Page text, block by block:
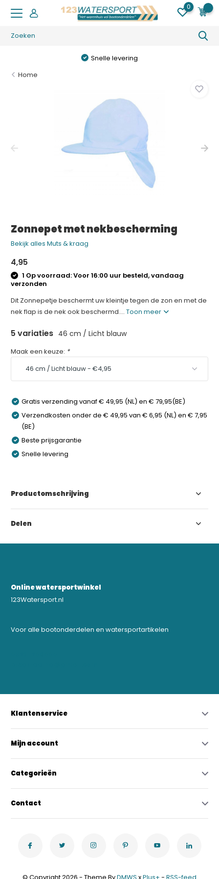
0
Snelle levering
Home
Zonnepet met nekbescherming
Bekijk alles Muts & kraag
4,95
1 Op voorraad: Voor 16:00 uur besteld, vandaag
verzonden
Dit Zonnepetje beschermt uw kleintje tegen de zon en met de
nek flap is de nek ook beschermd....Toon meer
5 variaties 46 cm / Licht blauw
Maak een keuze: *
Gratis verzending vanaf € 49,95 (NL) en € 79,95(BE)
Verzendkosten onder de € 49,95 van € 6,95 (NL) en € 7,95
(BE)
Beste prijsgarantie
Snelle levering
Productomschrijving
Delen
Online watersportwinkel
123Watersport.nl
Voor alle bootonderdelen en watersportartikelen
Klantenservice
Mijn account
Categorieën
Contact
© Copyright 2026 - Theme ByDMWS xPlus+ - RSS-feed